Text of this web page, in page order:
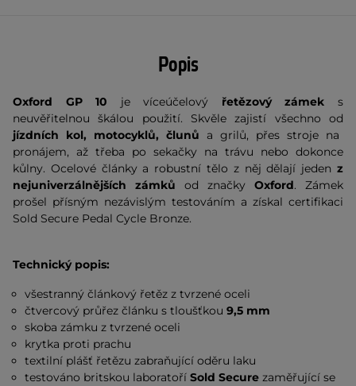
Popis
Oxford GP 10 je víceúčelový řetězový zámeks
neuvěřitelnou škálou použití. Skvěle zajistí všechno od
jízdních kol, motocyklů, člunů a grilů, přes stroje na
pronájem, až třeba po sekačky na trávu nebo dokonce
kůlny. Ocelové články a robustní tělo z něj dělají jeden z
nejuniverzálnějších zámků od značky Oxford. Zámek
prošel přísným nezávislým testováním a získal certifikaci
Sold Secure Pedal Cycle Bronze.
Technický popis:
všestranný článkový řetěz z tvrzené oceli
čtvercový průřez článku s tloušťkou9,5 mm
skoba zámku z tvrzené oceli
krytka proti prachu
textilní plášť řetězu zabraňující oděru laku
testováno britskou laboratoříSold Secure zaměřující se